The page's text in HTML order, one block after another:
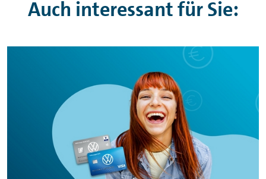
Auch interessant für Sie: